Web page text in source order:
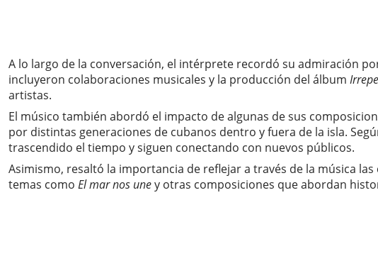
A lo largo de la conversación, el intérprete recordó su admiración
incluyeron colaboraciones musicales y la producción del álbum
artistas.
El músico también abordó el impacto de algunas de sus
por distintas generaciones de cubanos dentro y fuera de la isla.
trascendido el tiempo y siguen conectando con nuevos públicos.
Asimismo, resaltó la importancia de reflejar a través de la música
temas como El mar nos uney otras composiciones que abordan